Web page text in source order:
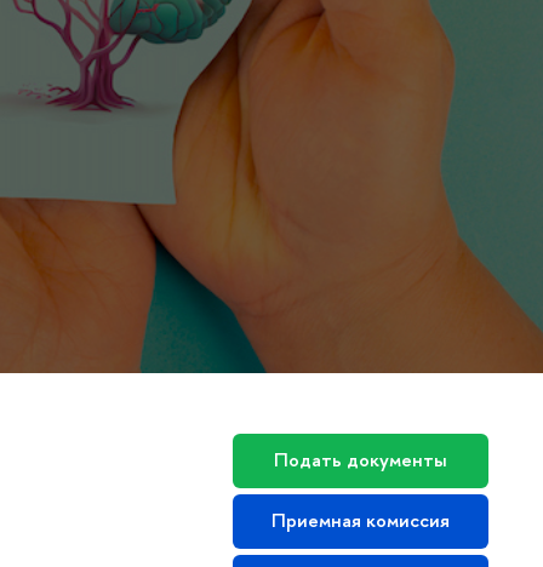
Подать документы
Приемная комиссия